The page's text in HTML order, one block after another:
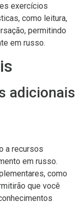
exercícios
como leitura,
permitindo
em russo.
adicionais
a recursos
em russo.
como
que você